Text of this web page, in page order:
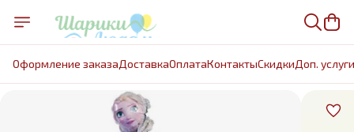
Оформление заказаДоставкаОплатаКонтактыCкидкиДоп. услуги